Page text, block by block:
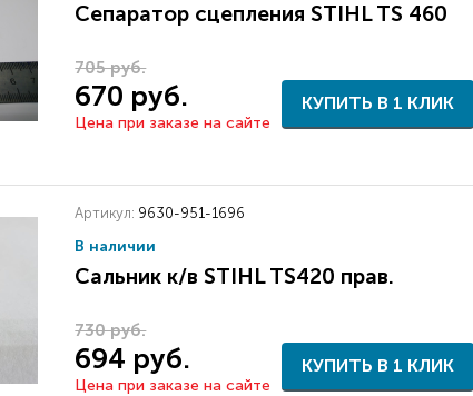
Сепаратор сцепления STIHL TS 460
705 руб.
670 руб.
Цена при заказе на сайте
КУПИТЬ В 1 КЛИК
Артикул: 9630-951-1696
В наличии
Сальник к/в STIHL TS420 прав.
730 руб.
694 руб.
Цена при заказе на сайте
КУПИТЬ В 1 КЛИК